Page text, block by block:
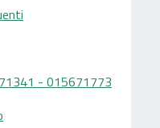
- 015671773